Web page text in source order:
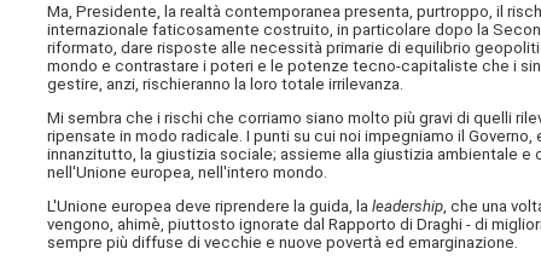
Ma, Presidente, la realtà contemporanea presenta, purtroppo, il
internazionale faticosamente costruito, in particolare dopo la
riformato, dare risposte alle necessità primarie di equilibrio
mondo e contrastare i poteri e le potenze tecno-capitaliste che i
gestire, anzi, rischieranno la loro totale irrilevanza.
Mi sembra che i rischi che corriamo siano molto più gravi di quelli
ripensate in modo radicale. I punti su cui noi impegniamo il
innanzitutto, la giustizia sociale; assieme alla giustizia ambientale
nell'Unione europea, nell'intero mondo.
L'Unione europea deve riprendere la guida, laleadership, che una
vengono, ahimè, piuttosto ignorate dal Rapporto di Draghi - di
sempre più diffuse di vecchie e nuove povertà ed emarginazione.